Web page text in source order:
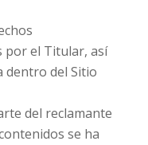
el Titular, así
dentro del Sitio
del reclamante
se ha